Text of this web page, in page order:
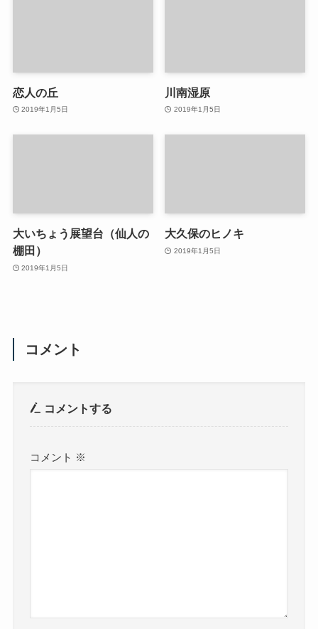
恋人の丘
2019年1月5日
川南湿原
2019年1月5日
大いちょう展望台（仙人の
棚田）
2019年1月5日
大久保のヒノキ
2019年1月5日
コメント
コメントする
コメント ※